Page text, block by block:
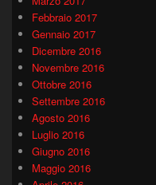
Febbraio 2017
Gennaio 2017
Dicembre 2016
Novembre 2016
Ottobre 2016
Settembre 2016
Agosto 2016
Luglio 2016
Giugno 2016
Maggio 2016